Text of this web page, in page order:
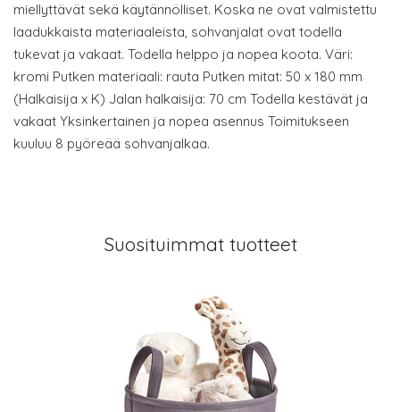
miellyttävät sekä käytännölliset. Koska ne ovat valmistettu
laadukkaista materiaaleista, sohvanjalat ovat todella
tukevat ja vakaat. Todella helppo ja nopea koota. Väri:
kromi Putken materiaali: rauta Putken mitat: 50 x 180 mm
(Halkaisija x K) Jalan halkaisija: 70 cm Todella kestävät ja
vakaat Yksinkertainen ja nopea asennus Toimitukseen
kuuluu 8 pyöreää sohvanjalkaa.
Suosituimmat tuotteet